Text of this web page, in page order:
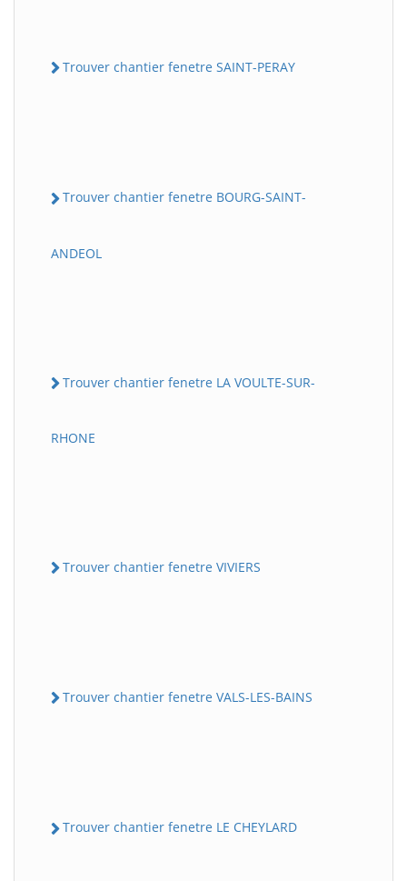
Trouver chantier fenetre SAINT-PERAY
Trouver chantier fenetre BOURG-SAINT-
ANDEOL
Trouver chantier fenetre LA VOULTE-SUR-
RHONE
Trouver chantier fenetre VIVIERS
Trouver chantier fenetre VALS-LES-BAINS
Trouver chantier fenetre LE CHEYLARD